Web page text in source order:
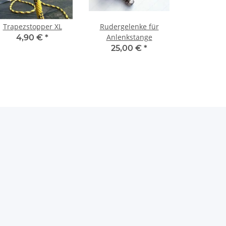
Trapezstopper XL
4,90 € *
Rudergelenke für
Anlenkstange
25,00 € *